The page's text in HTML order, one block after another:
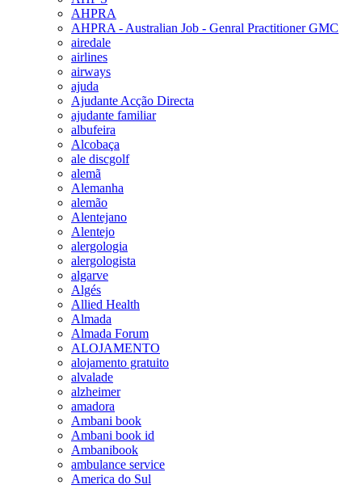
AHPRA
AHPRA - Australian Job - Genral Practitioner GMC
airedale
airlines
airways
ajuda
Ajudante Acção Directa
ajudante familiar
albufeira
Alcobaça
ale discgolf
alemã
Alemanha
alemão
Alentejano
Alentejo
alergologia
alergologista
algarve
Algés
Allied Health
Almada
Almada Forum
ALOJAMENTO
alojamento gratuito
alvalade
alzheimer
amadora
Ambani book
Ambani book id
Ambanibook
ambulance service
America do Sul